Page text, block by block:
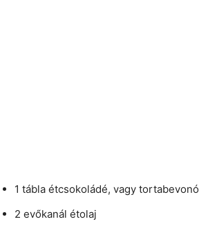
1 tábla étcsokoládé, vagy tortabevonó
2 evőkanál étolaj